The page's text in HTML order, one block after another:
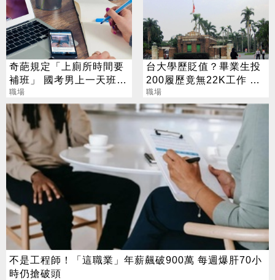
奇葩規定「上廁所時間要
補班」 國考男上一天班嚇
離職
職場
台大學歷貶值？畢業生投
200履歷竟無22K工作 他
後悔沒轉系
職場
不是工程師！「這職業」年薪飆破900萬 每週爆肝70小
時仍搶破頭